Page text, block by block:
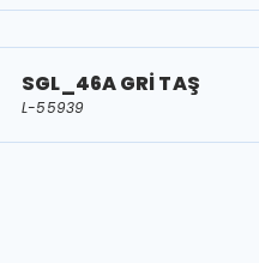
SGL_46A GRİ TAŞ
L-55939